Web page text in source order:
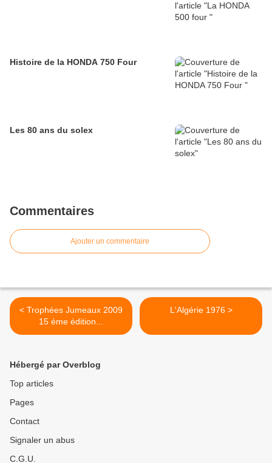
Histoire de la HONDA 750 Four
Les 80 ans du solex
Commentaires
Ajouter un commentaire
< Trophées Jumeaux 2009
15 éme édition...
L'Algérie 1976 >
Hébergé par Overblog
Top articles
Pages
Contact
Signaler un abus
C.G.U.